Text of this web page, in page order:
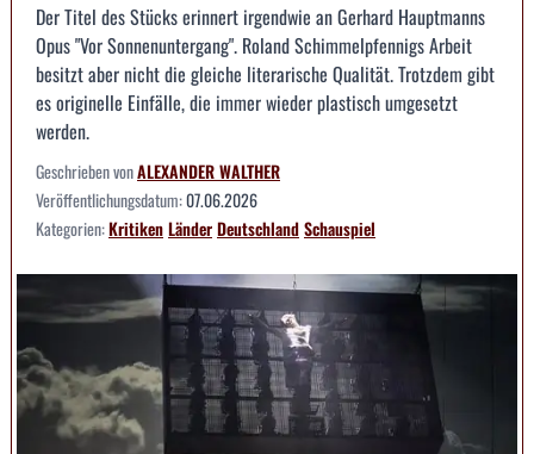
Der Titel des Stücks erinnert irgendwie an Gerhard Hauptmanns
Opus "Vor Sonnenuntergang". Roland Schimmelpfennigs Arbeit
besitzt aber nicht die gleiche literarische Qualität. Trotzdem gibt
es originelle Einfälle, die immer wieder plastisch umgesetzt
werden.
Geschrieben vonALEXANDER WALTHER
Veröffentlichungsdatum:07.06.2026
Kategorien:KritikenLänderDeutschlandSchauspiel